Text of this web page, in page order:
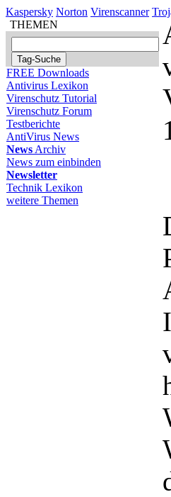
Kaspersky Norton Virenscanner
THEMEN
FREE Downloads
Antivirus Lexikon
Virenschutz Tutorial
Virenschutz Forum
Testberichte
AntiVirus News
News Archiv
News zum einbinden
Newsletter
Technik Lexikon
weitere Themen